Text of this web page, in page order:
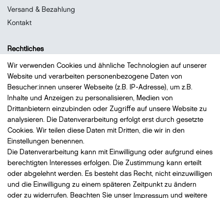
Versand & Bezahlung
Kontakt
Rechtliches
Datenschutz
Impressum
Widerrufsrecht
AGB
Bezahlung mit VISA, MasterCard, Vorauskasse, PayPal
Wir verwenden Cookies und ähnliche Technologien auf unserer
Website und verarbeiten personenbezogene Daten von
Besucher:innen unserer Webseite (z.B. IP-Adresse), um z.B.
Inhalte und Anzeigen zu personalisieren, Medien von
Drittanbietern einzubinden oder Zugriffe auf unsere Website zu
analysieren. Die Datenverarbeitung erfolgt erst durch gesetzte
Cookies. Wir teilen diese Daten mit Dritten, die wir in den
Einstellungen benennen.
Die Datenverarbeitung kann mit Einwilligung oder aufgrund eines
berechtigten Interesses erfolgen. Die Zustimmung kann erteilt
oder abgelehnt werden. Es besteht das Recht, nicht einzuwilligen
und die Einwilligung zu einem späteren Zeitpunkt zu ändern
oder zu widerrufen. Beachten Sie unser
Impressum und weitere